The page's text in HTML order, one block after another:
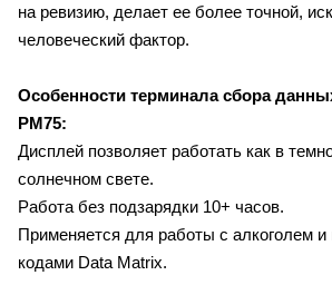
на ревизию, делает ее более точной,
человеческий фактор.
Особенности терминала сбора
PM75:
Дисплей позволяет работать как в
солнечном свете.
Работа без подзарядки 10+ часов.
Применяется для работы с алкоголем и
кодами Data Matrix.